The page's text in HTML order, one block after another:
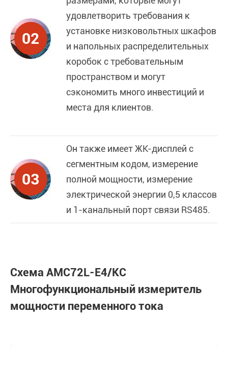
02
удовлетворить требования к
установке низковольтных шкафов
и напольных распределительных
коробок с требовательным
пространством и могут
сэкономить много инвестиций и
места для клиентов.
03
Он также имеет ЖК-дисплей с
сегментным кодом, измерение
полной мощности, измерение
электрической энергии 0,5 классов
и 1-канальный порт связи RS485.
Схема AMC72L-E4/KC
Многофункциональный измеритель
мощности переменного тока